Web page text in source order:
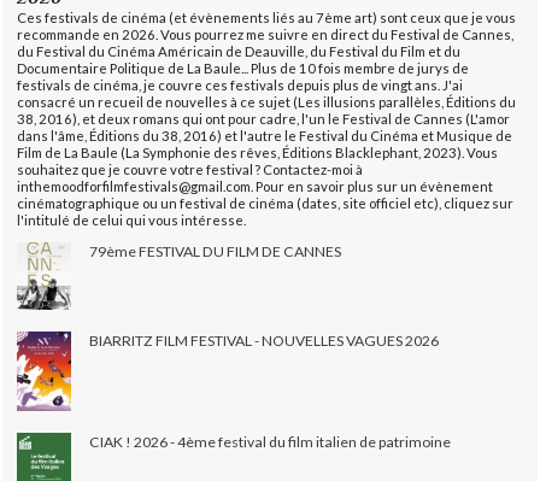
Ces festivals de cinéma (et évènements liés au 7ème art) sont ceux que je vous
recommande en 2026. Vous pourrez me suivre en direct du Festival de Cannes,
du Festival du Cinéma Américain de Deauville, du Festival du Film et du
Documentaire Politique de La Baule... Plus de 10 fois membre de jurys de
festivals de cinéma, je couvre ces festivals depuis plus de vingt ans. J'ai
consacré un recueil de nouvelles à ce sujet (Les illusions parallèles, Éditions du
38, 2016), et deux romans qui ont pour cadre, l'un le Festival de Cannes (L'amor
dans l'âme, Éditions du 38, 2016) et l'autre le Festival du Cinéma et Musique de
Film de La Baule (La Symphonie des rêves, Éditions Blacklephant, 2023). Vous
souhaitez que je couvre votre festival ? Contactez-moi à
inthemoodforfilmfestivals@gmail.com. Pour en savoir plus sur un évènement
cinématographique ou un festival de cinéma (dates, site officiel etc), cliquez sur
l'intitulé de celui qui vous intéresse.
79ème FESTIVAL DU FILM DE CANNES
BIARRITZ FILM FESTIVAL - NOUVELLES VAGUES 2026
CIAK ! 2026 - 4ème festival du film italien de patrimoine